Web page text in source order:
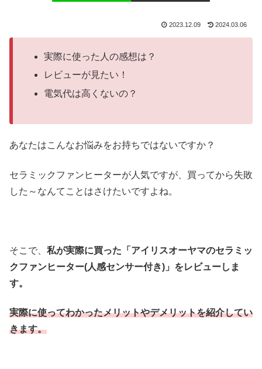
2023.12.09 2024.03.06
実際に使った人の感想は？
レビューが見たい！
電気代は高くないの？
あなたはこんなお悩みをお持ちではないですか？
セラミックファンヒーターが人気ですが、買ってから失敗
した～なんてことはさけたいですよね。
そこで、 私が実際に買った「アイリスオーヤマのセラミッ
クファンヒーター(人感センサー付き)」をレビューしま
す。
実際に使ってわかったメリットやデメリットを紹介してい
きます。